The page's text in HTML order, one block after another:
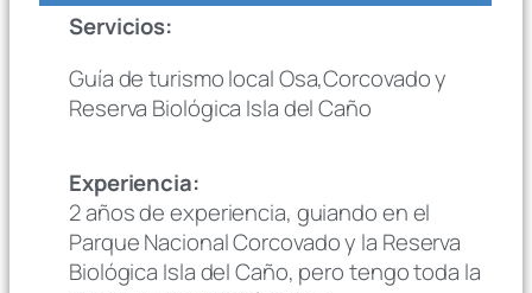
Servicios:
Guía de turismo local Osa,Corcovado y
Reserva Biológica Isla del Caño
Experiencia:
2 años de experiencia, guiando en el
Parque Nacional Corcovado y la Reserva
Biológica Isla del Caño, pero tengo toda la